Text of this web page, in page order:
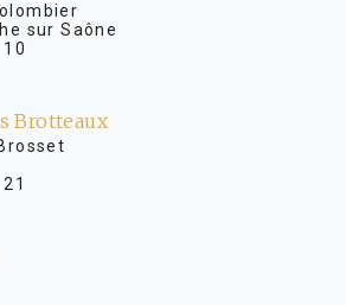
sur Saône
Brotteaux
Brosset